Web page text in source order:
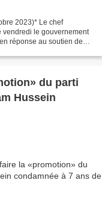
2023)* Le chef
le gouvernement
réponse au soutien de
du parti
Hussein